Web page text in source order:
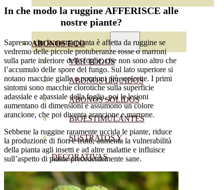
ABONOS ECO
VER TODOS
ABONOS LÍQUIDOS
ABONOS SOLIDOS
BIOESTIMULANTES
SUSTRATOS Y
DECORATIVAS
CORRECTORES DE
In che modo la ruggine AFFERISCE alle
nostre piante?
Sapremo che la nostra pianta è affetta da ruggine se
vedremo delle piccole protuberanze rosse o marroni
sulla parte inferiore delle foglie, che non sono altro che
l’accumulo delle spore del fungo. Sul lato superiore si
notano macchie gialle o porzioni più scolorite. I primi
sintomi sono macchie clorotiche sulla superficie
adassiale e abassiale della foglia, poi le lesioni
aumentano di dimensioni e assumono un colore
arancione, che poi diventa arancione e marrone.
Sebbene la ruggine raramente uccida le piante, riduce
la produzione di fiori e frutti, aumenta la vulnerabilità
della pianta agli insetti e ad altre malattie e influisce
sull’aspetto di piante precedentemente sane.